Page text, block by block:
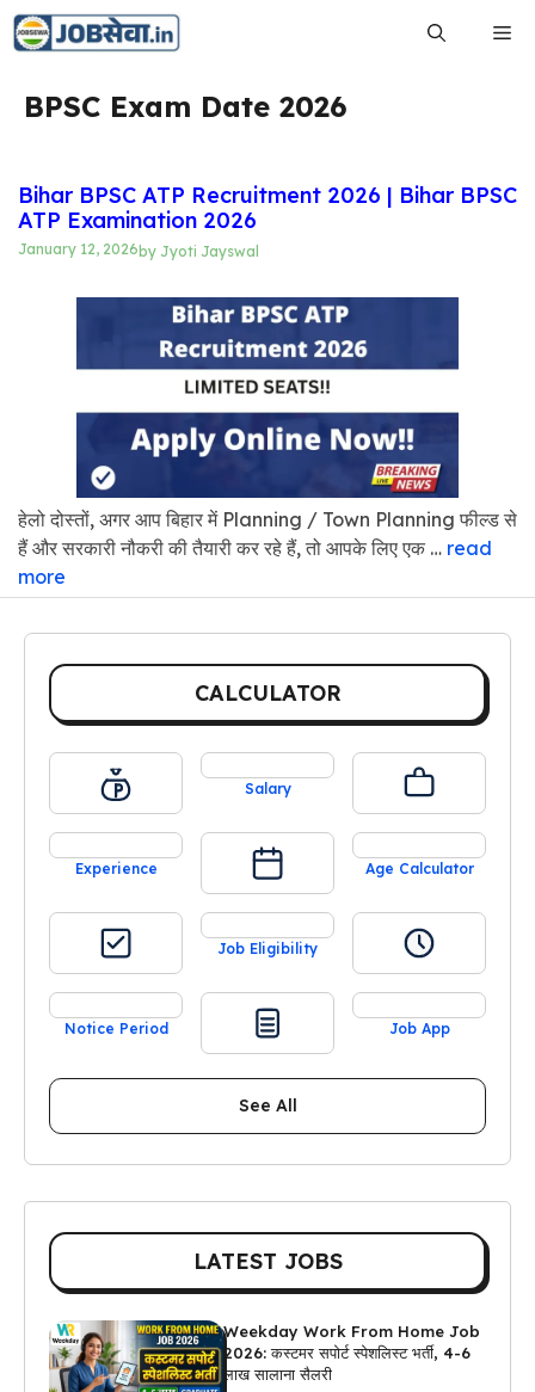
Skip
BPSC Exam Date 2026
Bihar BPSC ATP Recruitment 2026 | Bihar BPSC
ATP Examination 2026
January 12, 2026 by Jyoti Jayswal
हेलो दोस्तों, अगर आप बिहार में Planning / Town Planning फील्ड से
हैं और सरकारी नौकरी की तैयारी कर रहे हैं, तो आपके लिए एक … read
more
CALCULATOR
Salary
Experience Age Calculator
Job Eligibility
Notice Period Job App
See All
LATEST JOBS
Weekday Work From Home Job
2026: कस्टमर सपोर्ट स्पेशलिस्ट भर्ती, 4-6
लाख सालाना सैलरी